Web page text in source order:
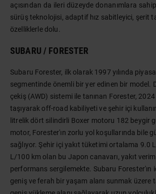
açısından da ileri düzeyde donanımlara
sürüş teknolojisi, adaptif hız sabitleyici, şerit
özelliklerle dolu.
SUBARU / FORESTER
Subaru Forester, ilk olarak 1997 yılında
segmentinde önemli bir yer edinen bir model.
çekiş (AWD) sistemi ile tanınan Forester,
taşıyarak off-road kabiliyeti ve şehir içi
litrelik dört silindirli Boxer motoru 182 beygir
motor, Forester'ın zorlu yol koşullarında bile
sağlıyor. Şehir içi yakıt tüketimi ortalama 9.0
L/100 km olan bu Japon canavarı, yakıt
performans sergilemekte. Subaru Forester'ın
geniş ve ferah bir yaşam alanı sunmak